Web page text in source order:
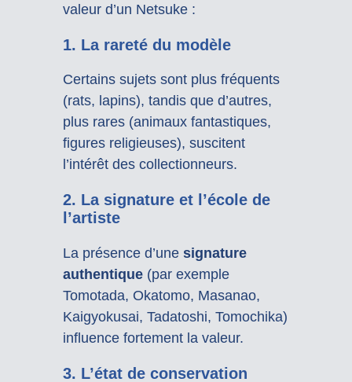
valeur d’un Netsuke :
1. La rareté du modèle
Certains sujets sont plus fréquents
(rats, lapins), tandis que d’autres,
plus rares (animaux fantastiques,
figures religieuses), suscitent
l’intérêt des collectionneurs.
2. La signature et l’école de
l’artiste
La présence d’une signature
authentique(par exemple
Tomotada, Okatomo, Masanao,
Kaigyokusai, Tadatoshi, Tomochika)
influence fortement la valeur.
3. L’état de conservation